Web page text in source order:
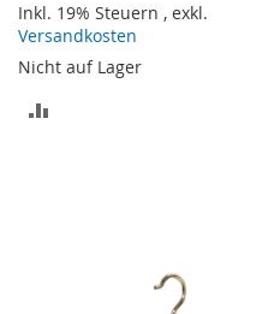
Inkl. 19% Steuern , exkl.
Versandkosten
Nicht auf Lager